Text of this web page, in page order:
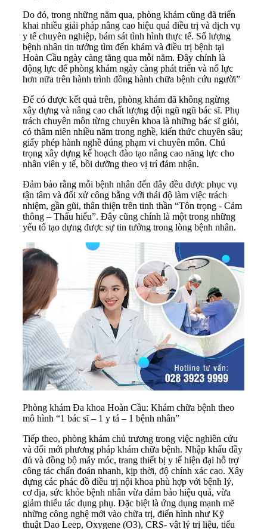
Do đó, trong những năm qua, phòng khám cũng đã triển
khai nhiều giải pháp nâng cao hiệu quả điều trị và dịch vụ
y tế chuyên nghiệp, bám sát tình hình thực tế. Số lượng
bệnh nhân tin tưởng tìm đến khám và điều trị bệnh tại
Hoàn Cầu ngày càng tăng qua mỗi năm. Đây chính là
động lực để phòng khám ngày càng phát triển và nổ lực
hơn nữa trên hành trình đồng hành chữa bệnh cứu người”
Để có được kết quả trên, phòng khám đã không ngừng
xây dựng và nâng cao chất lượng đội ngũ ngũ bác sĩ. Phụ
trách chuyên môn từng chuyên khoa là những bác sĩ giỏi,
có thâm niên nhiều năm trong nghề, kiến thức chuyên sâu;
giấy phép hành nghề đúng phạm vi chuyên môn. Chú
trọng xây dựng kế hoạch đào tạo nâng cao năng lực cho
nhân viên y tế, bồi dưỡng theo vị trí đảm nhận.
Đảm bảo rằng mỗi bệnh nhân đến đây đều được phục vụ
tận tâm và đối xử công bằng với thái độ làm việc trách
nhiệm, gần gũi, thân thiện trên tinh thần “Tôn trọng - Cảm
thông – Thấu hiểu”. Đây cũng chính là một trong những
yếu tố tạo dựng được sự tin tưởng trong lòng bệnh nhân.
Phòng khám Đa khoa Hoàn Cầu: Khám chữa bệnh theo
mô hình “1 bác sĩ – 1 y tá – 1 bệnh nhân”
Tiếp theo, phòng khám chủ trương trong việc nghiên cứu
và đổi mới phương pháp khám chữa bệnh. Nhập khẩu đầy
đủ và đồng bộ máy móc, trang thiết bị y tế hiện đại hỗ trợ
công tác chẩn đoán nhanh, kịp thời, độ chính xác cao. Xây
dựng các phác đồ điều trị nội khoa phù hợp với bệnh lý,
cơ địa, sức khỏe bệnh nhân vừa đảm bảo hiệu quả, vừa
giảm thiểu tác dụng phụ. Đặc biệt là ứng dụng mạnh mẽ
những công nghệ mới vào chữa trị, điển hình như Kỹ
thuật Dao Leep, Oxygene (O3), CRS- vật lý trị liệu, tiểu